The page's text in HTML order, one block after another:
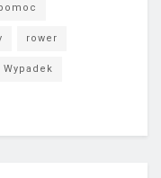
rower
Wypadek